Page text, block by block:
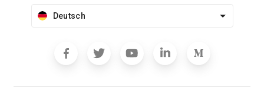
Deutsch